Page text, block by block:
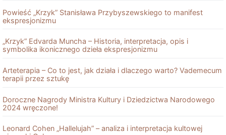
Powieść „Krzyk” Stanisława Przybyszewskiego to manifest
ekspresjonizmu
„Krzyk” Edvarda Muncha – Historia, interpretacja, opis i
symbolika ikonicznego dzieła ekspresjonizmu
Arteterapia – Co to jest, jak działa i dlaczego warto? Vademecum
terapii przez sztukę
Doroczne Nagrody Ministra Kultury i Dziedzictwa Narodowego
2024 wręczone!
Leonard Cohen „Hallelujah” – analiza i interpretacja kultowej